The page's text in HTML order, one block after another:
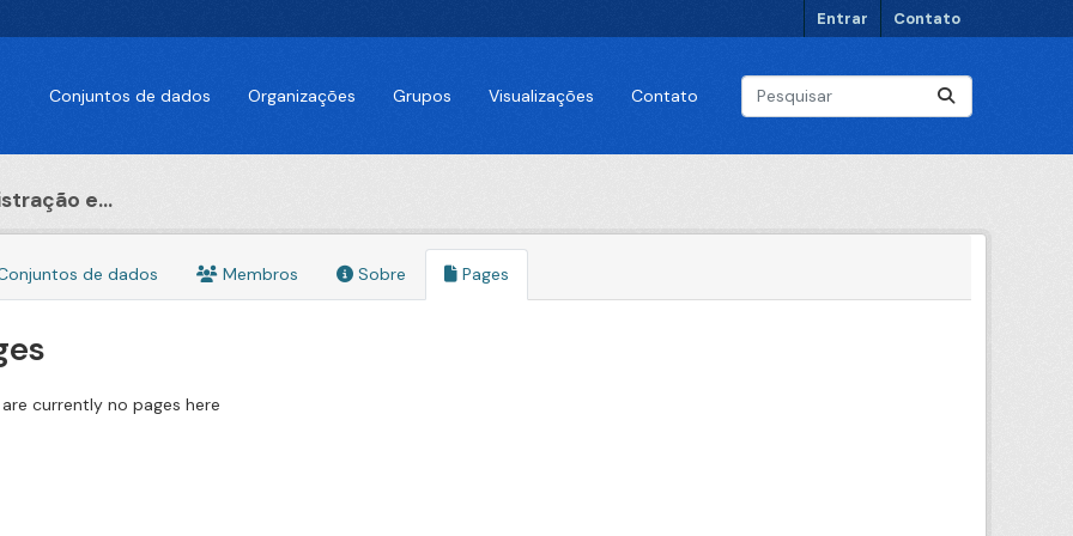
Entrar Contato
Conjuntos de dados Organizações Grupos Visualizações Contato
e...
de dados Membros Sobre Pages
are currently no pages here